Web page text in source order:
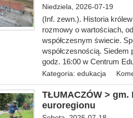
Niedziela, 2026-07-19
(Inf. zewn.). Historia
rozmowy o wartościach,
współczesnym świecie.
współczesnością. Siedem
godz. 16:00 w Centrum
Kategoria: edukacja
TŁUMACZÓW >
euroregionu